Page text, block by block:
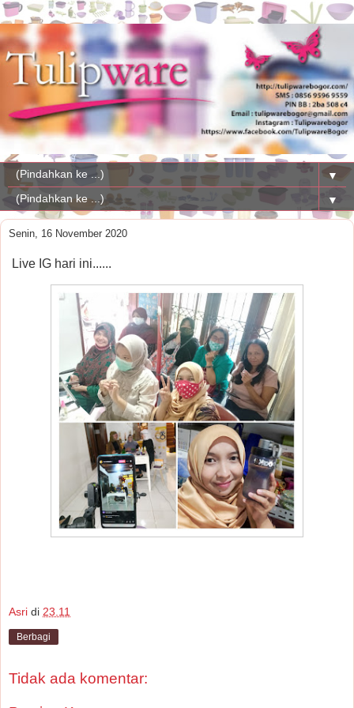
▼
▼
Senin, 16 November 2020
Live IG hari ini......
Asri di 23.11
Berbagi
Tidak ada komentar: